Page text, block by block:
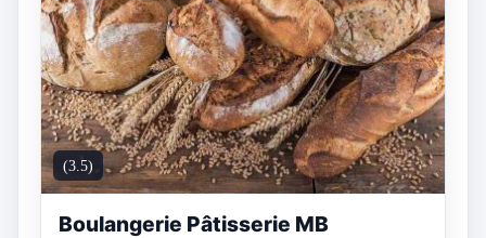
(3.5)
Boulangerie Pâtisserie MB